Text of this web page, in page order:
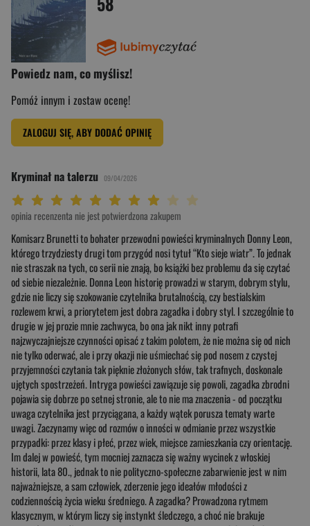
Powiedz nam, co myślisz!
Pomóż innym i zostaw ocenę!
ZALOGUJ SIĘ, ABY DODAĆ OPINIĘ
Kryminał na talerzu 09/04/2026
Twoja ocena: Arcydzieło 10/10"
Twoja ocena: Wybitna 9/10"
Twoja ocena: Rewelacyjna 8/10"
Twoja ocena: Bardzo dobra 7/10"
Twoja ocena: Dobra 6/10"
Twoja ocena: Przeciętna 5/10"
Twoja ocena: Może być 4/10"
Twoja ocena: Słaba 3/10"
Twoja ocena: Bardzo słaba 2/10"
Twoja ocena: Beznadziejna 1/10"
opinia recenzenta nie jest potwierdzona zakupem
Komisarz Brunetti to bohater przewodni powieści kryminalnych Donny Leon,
którego trzydziesty drugi tom przygód nosi tytuł “Kto sieje wiatr”. To jednak
nie straszak na tych, co serii nie znają, bo książki bez problemu da się czytać
od siebie niezależnie. Donna Leon historię prowadzi w starym, dobrym stylu,
gdzie nie liczy się szokowanie czytelnika brutalnością, czy bestialskim
rozlewem krwi, a priorytetem jest dobra zagadka i dobry styl. I szczególnie to
drugie w jej prozie mnie zachwyca, bo ona jak nikt inny potrafi
najzwyczajniejsze czynności opisać z takim polotem, że nie można się od nich
nie tylko oderwać, ale i przy okazji nie uśmiechać się pod nosem z czystej
przyjemności czytania tak pięknie złożonych słów, tak trafnych, doskonale
ujętych spostrzeżeń. Intryga powieści zawiązuje się powoli, zagadka zbrodni
pojawia się dobrze po setnej stronie, ale to nie ma znaczenia - od początku
uwaga czytelnika jest przyciągana, a każdy wątek porusza tematy warte
uwagi. Zaczynamy więc od rozmów o inności w odmianie przez wszystkie
przypadki: przez klasy i płeć, przez wiek, miejsce zamieszkania czy orientację.
Im dalej w powieść, tym mocniej zaznacza się ważny wycinek z włoskiej
historii, lata 80., jednak to nie polityczno-społeczne zabarwienie jest w nim
najważniejsze, a sam człowiek, zderzenie jego ideałów młodości z
codziennością życia wieku średniego. A zagadka? Prowadzona rytmem
klasycznym, w którym liczy się instynkt śledczego, a choć nie brakuje